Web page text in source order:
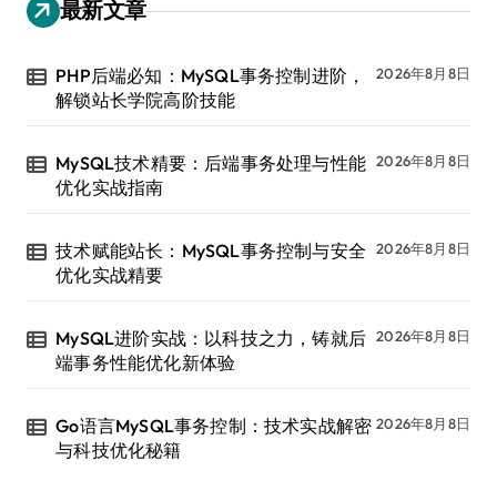
最新文章
PHP后端必知：MySQL事务控制进阶，
解锁站长学院高阶技能
2026年8月8日
MySQL技术精要：后端事务处理与性能
优化实战指南
2026年8月8日
技术赋能站长：MySQL事务控制与安全
优化实战精要
2026年8月8日
MySQL进阶实战：以科技之力，铸就后
端事务性能优化新体验
2026年8月8日
Go语言MySQL事务控制：技术实战解密
与科技优化秘籍
2026年8月8日